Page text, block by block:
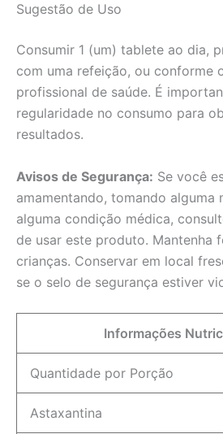
Sugestão de Uso
Consumir 1 (um) tablete ao dia,
com uma refeição, ou conforme
profissional de saúde. É
regularidade no consumo para
resultados.
Avisos de Segurança: Se você
amamentando, tomando alguma
alguma condição médica,
de usar este produto. Mantenha
crianças. Conservar em local
se o selo de segurança estiver
Informações
Quantidade por Porção
Astaxantina